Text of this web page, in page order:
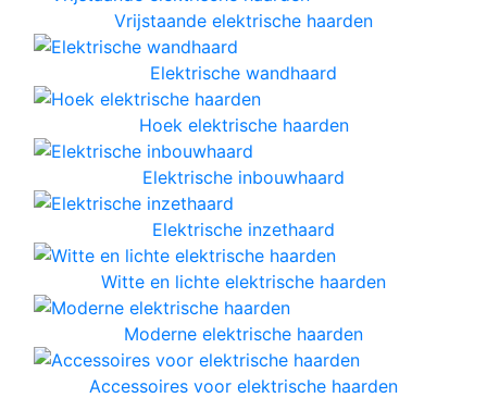
Vrijstaande elektrische haarden
Elektrische wandhaard
Hoek elektrische haarden
Elektrische inbouwhaard
Elektrische inzethaard
Witte en lichte elektrische haarden
Moderne elektrische haarden
Accessoires voor elektrische haarden